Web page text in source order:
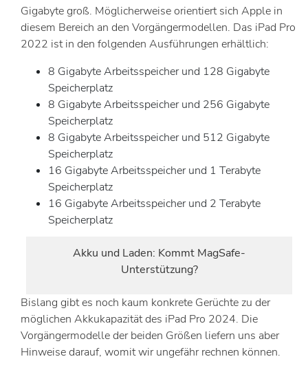
Gigabyte groß. Möglicherweise orientiert sich Apple in
diesem Bereich an den Vorgängermodellen. Das iPad Pro
2022 ist in den folgenden Ausführungen erhältlich:
8 Gigabyte Arbeitsspeicher und 128 Gigabyte
Speicherplatz
8 Gigabyte Arbeitsspeicher und 256 Gigabyte
Speicherplatz
8 Gigabyte Arbeitsspeicher und 512 Gigabyte
Speicherplatz
16 Gigabyte Arbeitsspeicher und 1 Terabyte
Speicherplatz
16 Gigabyte Arbeitsspeicher und 2 Terabyte
Speicherplatz
Akku und Laden: Kommt MagSafe-
Unterstützung?
Bislang gibt es noch kaum konkrete Gerüchte zu der
möglichen Akkukapazität des iPad Pro 2024. Die
Vorgängermodelle der beiden Größen liefern uns aber
Hinweise darauf, womit wir ungefähr rechnen können.